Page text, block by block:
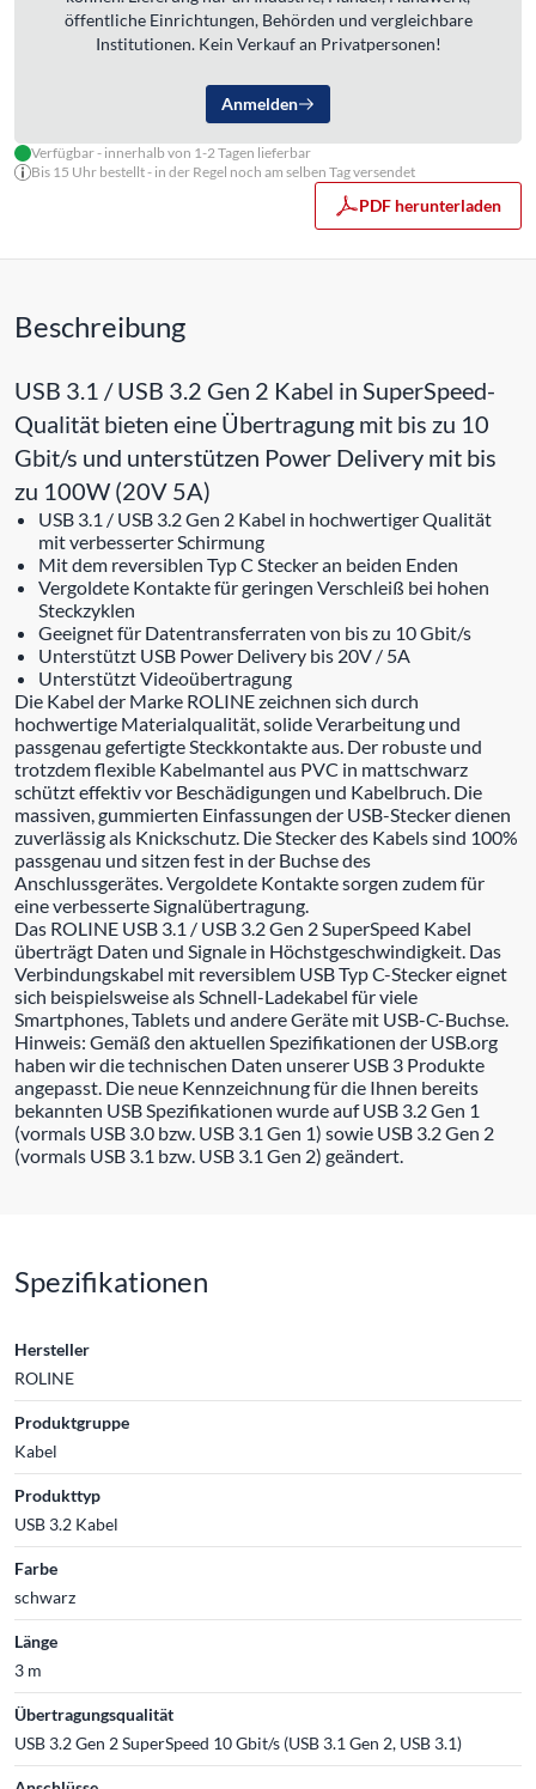
öffentliche Einrichtungen, Behörden und vergleichbare
Institutionen. Kein Verkauf an Privatpersonen!
Anmelden
Verfügbar - innerhalb von 1-2 Tagen lieferbar
Bis 15 Uhr bestellt - in der Regel noch am selben Tag versendet
PDF herunterladen
Beschreibung
USB 3.1 / USB 3.2 Gen 2 Kabel in SuperSpeed-
Qualität bieten eine Übertragung mit bis zu 10
Gbit/s und unterstützen Power Delivery mit bis
zu 100W (20V 5A)
USB 3.1 / USB 3.2 Gen 2 Kabel in hochwertiger Qualität
mit verbesserter Schirmung
Mit dem reversiblen Typ C Stecker an beiden Enden
Vergoldete Kontakte für geringen Verschleiß bei hohen
Steckzyklen
Geeignet für Datentransferraten von bis zu 10 Gbit/s
Unterstützt USB Power Delivery bis 20V / 5A
Unterstützt Videoübertragung
Die Kabel der Marke ROLINE zeichnen sich durch
hochwertige Materialqualität, solide Verarbeitung und
passgenau gefertigte Steckkontakte aus. Der robuste und
trotzdem flexible Kabelmantel aus PVC in mattschwarz
schützt effektiv vor Beschädigungen und Kabelbruch. Die
massiven, gummierten Einfassungen der USB-Stecker dienen
zuverlässig als Knickschutz. Die Stecker des Kabels sind 100%
passgenau und sitzen fest in der Buchse des
Anschlussgerätes. Vergoldete Kontakte sorgen zudem für
eine verbesserte Signalübertragung.
Das ROLINE USB 3.1 / USB 3.2 Gen 2 SuperSpeed Kabel
überträgt Daten und Signale in Höchstgeschwindigkeit. Das
Verbindungskabel mit reversiblem USB Typ C-Stecker eignet
sich beispielsweise als Schnell-Ladekabel für viele
Smartphones, Tablets und andere Geräte mit USB-C-Buchse.
Hinweis: Gemäß den aktuellen Spezifikationen der USB.org
haben wir die technischen Daten unserer USB 3 Produkte
angepasst. Die neue Kennzeichnung für die Ihnen bereits
bekannten USB Spezifikationen wurde auf USB 3.2 Gen 1
(vormals USB 3.0 bzw. USB 3.1 Gen 1) sowie USB 3.2 Gen 2
(vormals USB 3.1 bzw. USB 3.1 Gen 2) geändert.
Spezifikationen
Hersteller
ROLINE
Produktgruppe
Kabel
Produkttyp
USB 3.2 Kabel
Farbe
schwarz
Länge
3 m
Übertragungsqualität
USB 3.2 Gen 2 SuperSpeed 10 Gbit/s (USB 3.1 Gen 2, USB 3.1)